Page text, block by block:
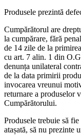
Produsele prezintă
Cumpărătorul are
la cumpărare, fără
de 14 zile de la
cu art. 7 alin. 1 din
denunța unilateral
de la data primirii
invocarea vreunui
returnare a produselor
Cumpărătorului.
Produsele trebuie să
atașată, să nu prezinte